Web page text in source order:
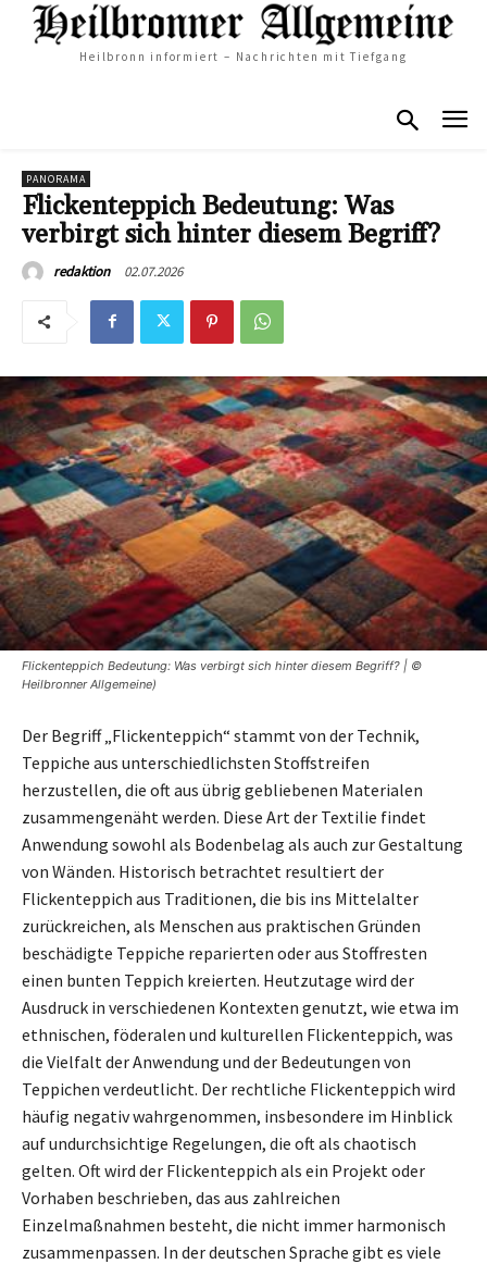
Heilbronn informiert – Nachrichten mit Tiefgang
PANORAMA
Flickenteppich Bedeutung: Was
verbirgt sich hinter diesem Begriff?
redaktion 02.07.2026
Flickenteppich Bedeutung: Was verbirgt sich hinter diesem Begriff? | ©
Heilbronner Allgemeine)
Der Begriff „Flickenteppich“ stammt von der Technik,
Teppiche aus unterschiedlichsten Stoffstreifen
herzustellen, die oft aus übrig gebliebenen Materialen
zusammengenäht werden. Diese Art der Textilie findet
Anwendung sowohl als Bodenbelag als auch zur Gestaltung
von Wänden. Historisch betrachtet resultiert der
Flickenteppich aus Traditionen, die bis ins Mittelalter
zurückreichen, als Menschen aus praktischen Gründen
beschädigte Teppiche reparierten oder aus Stoffresten
einen bunten Teppich kreierten. Heutzutage wird der
Ausdruck in verschiedenen Kontexten genutzt, wie etwa im
ethnischen, föderalen und kulturellen Flickenteppich, was
die Vielfalt der Anwendung und der Bedeutungen von
Teppichen verdeutlicht. Der rechtliche Flickenteppich wird
häufig negativ wahrgenommen, insbesondere im Hinblick
auf undurchsichtige Regelungen, die oft als chaotisch
gelten. Oft wird der Flickenteppich als ein Projekt oder
Vorhaben beschrieben, das aus zahlreichen
Einzelmaßnahmen besteht, die nicht immer harmonisch
zusammenpassen. In der deutschen Sprache gibt es viele